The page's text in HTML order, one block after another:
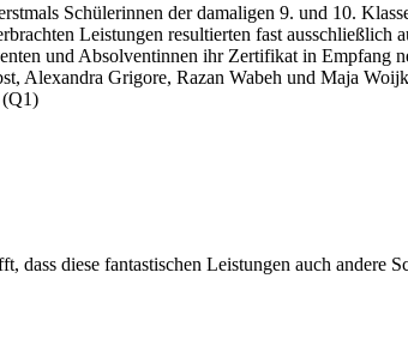
Schülerinnen der damaligen 9. und 10.
Leistungen resultierten fast
und Absolventinnen ihr Zertifikat in Empfang
Alexandra Grigore, Razan Wabeh und Maja
dass diese fantastischen Leistungen auch